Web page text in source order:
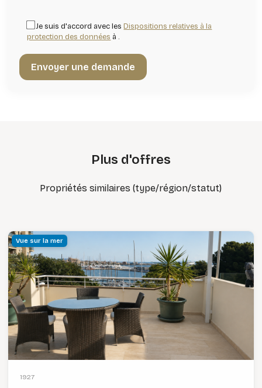
Je suis d'accord avec lesDispositions relatives à la
protection des données à .
Plus d'offres
Propriétés similaires (type/région/statut)
Vue sur la mer
1927